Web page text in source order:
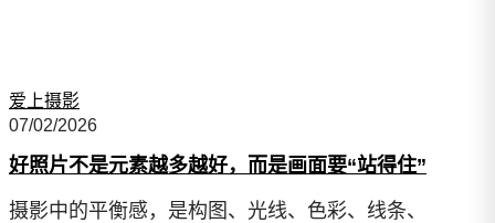
爱上摄影
07/02/2026
好照片不是元素越多越好，而是画面要“站得住”
摄影中的平衡感，是构图、光线、色彩、线条、